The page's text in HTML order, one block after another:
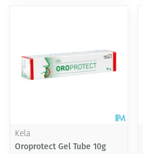
Kela
Oroprotect Gel Tube 10g